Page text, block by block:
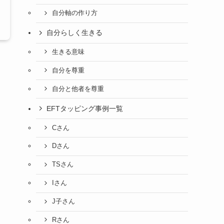
自分軸の作り方
自分らしく生きる
生きる意味
自分を尊重
自分と他者を尊重
EFTタッピング事例一覧
Cさん
Dさん
TSさん
Iさん
J子さん
Rさん